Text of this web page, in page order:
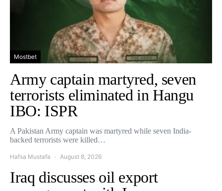
Mostbet
Army captain martyred, seven
terrorists eliminated in Hangu
IBO: ISPR
A Pakistan Army captain was martyred while seven India-
backed terrorists were killed…
Hafsa Mustafa August 8, 2026
Iraq discusses oil export